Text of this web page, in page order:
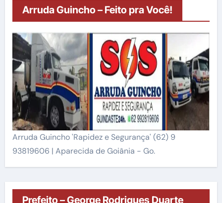
Arruda Guincho – Feito pra Você!
Arruda Guincho 'Rapidez e Segurança' (62) 9
93819606 | Aparecida de Goiânia - Go.
Prefeito – George Rodrigues Duarte